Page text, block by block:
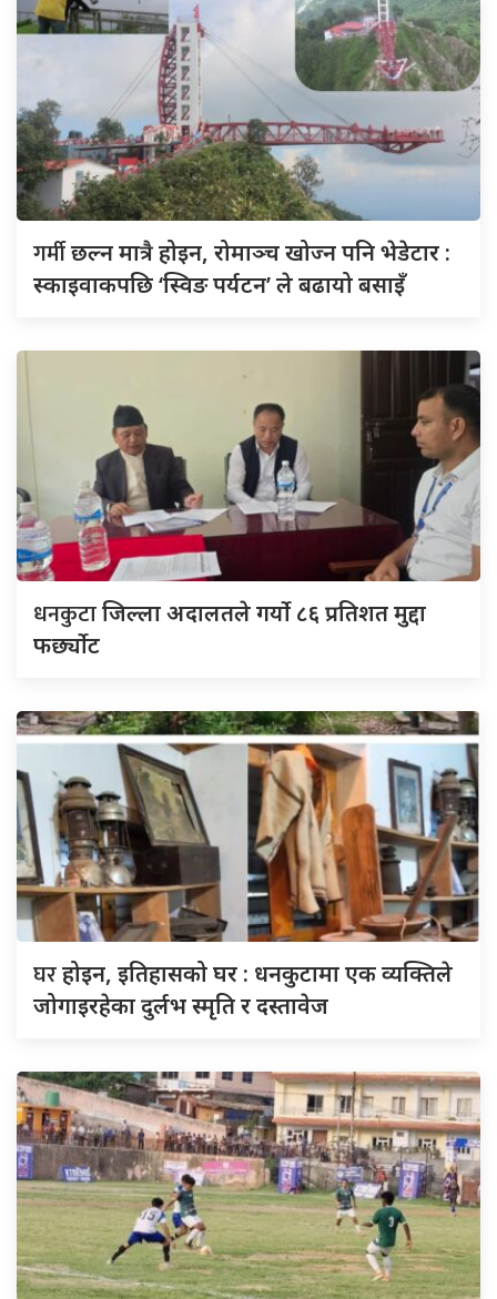
गर्मीछल्न मात्रै होइन, रोमाञ्च खोज्न पनि भेडेटार :
स्काइवाकपछि ‘स्विङ पर्यटन’ ले बढायो बसाइँ
धनकुटाजिल्ला अदालतले गर्यो ८६ प्रतिशत मुद्दा
फर्छ्योट
घरहोइन, इतिहासको घर : धनकुटामा एक व्यक्तिले
जोगाइरहेका दुर्लभ स्मृति र दस्तावेज